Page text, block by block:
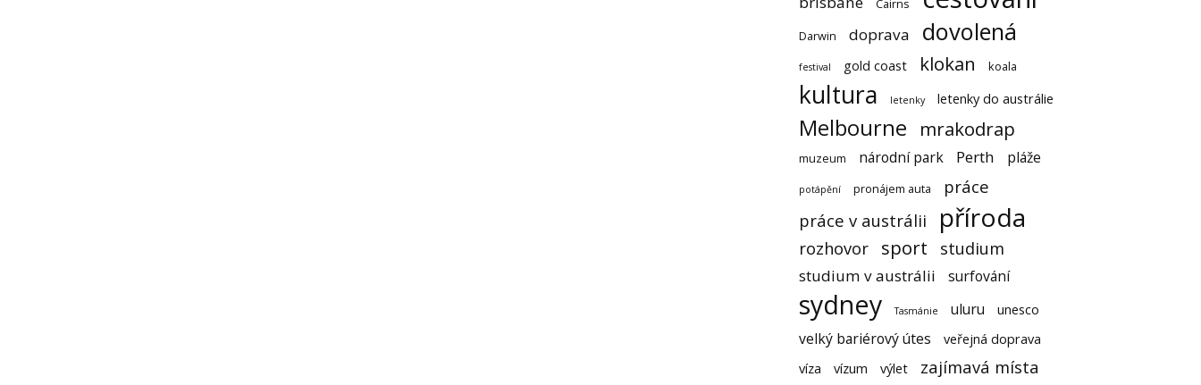
Cairns
Darwin doprava dovolená
festival gold coast klokan koala
kultura letenky letenky do austrálie
Melbourne mrakodrap
muzeum národní park Perth pláže
potápění pronájem auta
práce
práce v austrálii
příroda
rozhovor sport studium
studium v austrálii surfování
sydney Tasmánie uluru unesco
velký bariérový útes
veřejná doprava
víza
vízum výlet zajímavá místa